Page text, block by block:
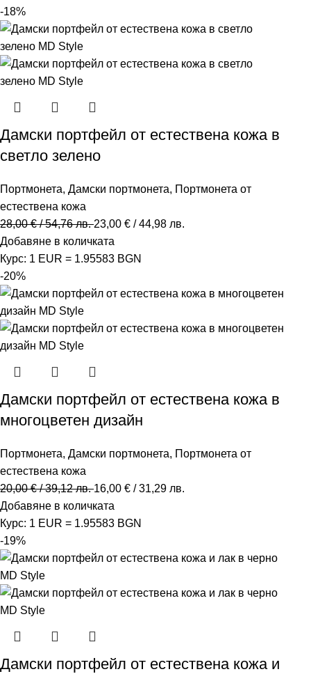
-18%
Дамски портфейл от естествена кожа в
светло зелено
Портмонета,Дамски портмонета, Портмонета от
естествена кожа
28,00€/ 54,76 лв.23,00€ / 44,98 лв.
Добавяне в количката
Курс: 1 EUR = 1.95583 BGN
-20%
Дамски портфейл от естествена кожа в
многоцветен дизайн
Портмонета,Дамски портмонета, Портмонета от
естествена кожа
20,00€/ 39,12 лв.16,00€ / 31,29 лв.
Добавяне в количката
Курс: 1 EUR = 1.95583 BGN
-19%
Дамски портфейл от естествена кожа и